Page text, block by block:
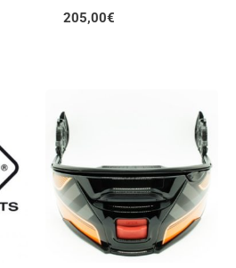
205,00€